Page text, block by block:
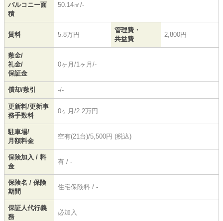
バルコニー面
積
50.14㎡/-
賃料 5.8万円
管理費・
共益費
2,800円
敷金/
礼金/
保証金
0ヶ月/1ヶ月/-
償却/敷引 -/-
更新料/更新事
務手数料
0ヶ月/2.2万円
駐車場/
月額料金
空有(21台)/5,500円 (税込)
保険加入 / 料
金
有 / -
保険名 / 保険
期間
住宅保険料 / -
保証人代行義
務
必加入